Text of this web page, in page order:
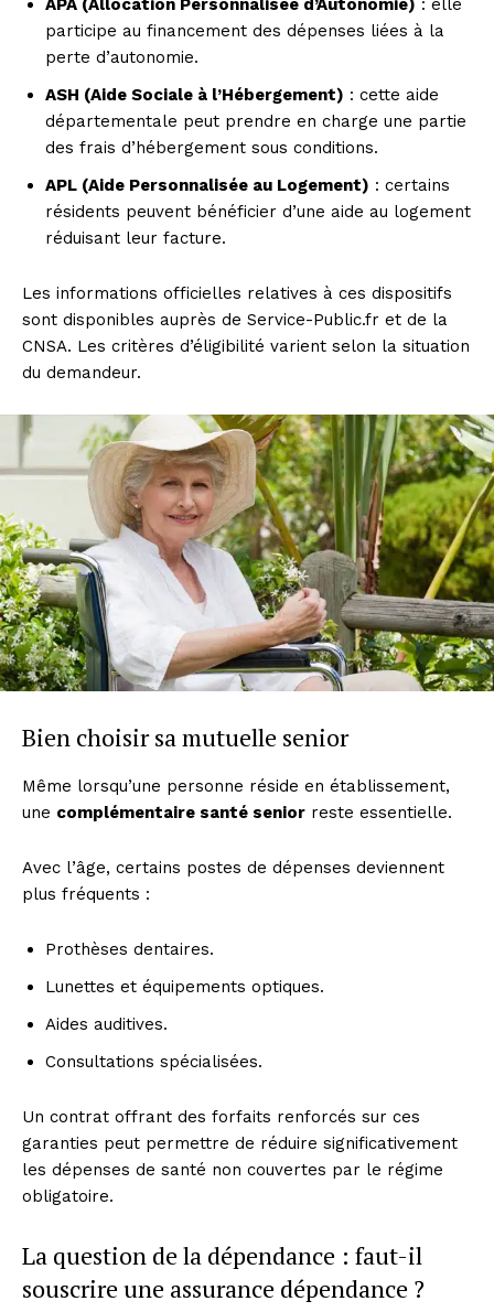
APA (Allocation Personnalisée d’Autonomie) : elle
participe au financement des dépenses liées à la
perte d’autonomie.
ASH (Aide Sociale à l’Hébergement) : cette aide
départementale peut prendre en charge une partie
des frais d’hébergement sous conditions.
APL (Aide Personnalisée au Logement) : certains
résidents peuvent bénéficier d’une aide au logement
réduisant leur facture.
Les informations officielles relatives à ces dispositifs
sont disponibles auprès de Service-Public.fr et de la
CNSA. Les critères d’éligibilité varient selon la situation
du demandeur.
Bien choisir sa mutuelle senior
Même lorsqu’une personne réside en établissement,
une complémentaire santé senior reste essentielle.
Avec l’âge, certains postes de dépenses deviennent
plus fréquents :
Prothèses dentaires.
Lunettes et équipements optiques.
Aides auditives.
Consultations spécialisées.
Un contrat offrant des forfaits renforcés sur ces
garanties peut permettre de réduire significativement
les dépenses de santé non couvertes par le régime
obligatoire.
La question de la dépendance : faut-il
souscrire une assurance dépendance ?